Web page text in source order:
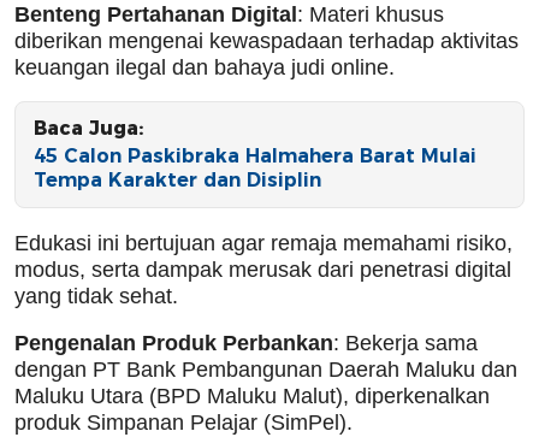
Benteng Pertahanan Digital: Materi khusus
diberikan mengenai kewaspadaan terhadap aktivitas
keuangan ilegal dan bahaya judi online.
Baca Juga:
45 Calon Paskibraka Halmahera Barat Mulai
Tempa Karakter dan Disiplin
Edukasi ini bertujuan agar remaja memahami risiko,
modus, serta dampak merusak dari penetrasi digital
yang tidak sehat.
Pengenalan Produk Perbankan: Bekerja sama
dengan PT Bank Pembangunan Daerah Maluku dan
Maluku Utara (BPD Maluku Malut), diperkenalkan
produk Simpanan Pelajar (SimPel).